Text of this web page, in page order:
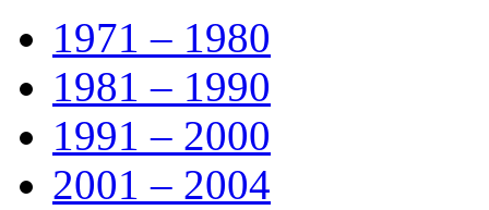
1971 – 1980
1981 – 1990
1991 – 2000
2001 – 2004